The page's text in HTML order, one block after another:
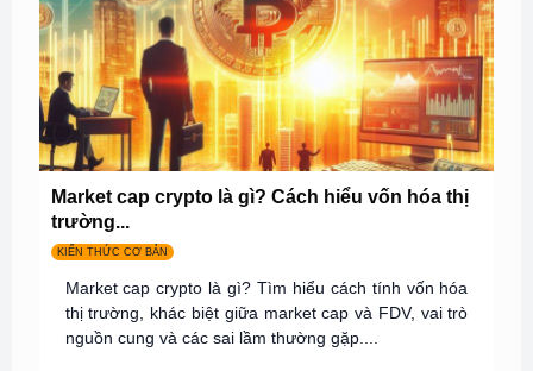
Market cap crypto là gì? Cách hiểu vốn hóa thị
trường...
KIẾN THỨC CƠ BẢN
Market cap crypto là gì? Tìm hiểu cách tính vốn hóa
thị trường, khác biệt giữa market cap và FDV, vai trò
nguồn cung và các sai lầm thường gặp....